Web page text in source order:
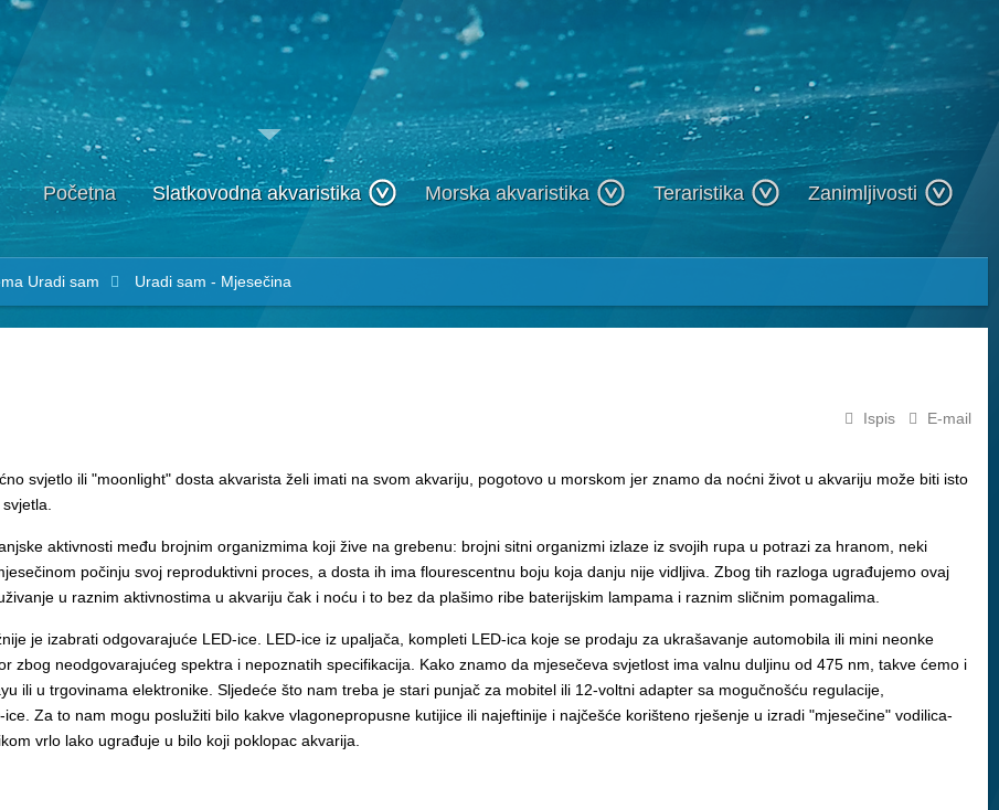
Početna Slatkovodna akvaristika Morska akvaristika Teraristika Zanimljivosti
Uradi sam Uradi sam - Mjesečina
Ispis E-mail
svjetlo ili "moonlight" dosta akvarista želi imati na svom akvariju, pogotovo u morskom jer znamo da noćni život u akvariju može biti isto
aktivnosti među brojnim organizmima koji žive na grebenu: brojni sitni organizmi izlaze iz svojih rupa u potrazi za hranom, neki
počinju svoj reproduktivni proces, a dosta ih ima flourescentnu boju koja danju nije vidljiva. Zbog tih razloga ugrađujemo ovaj
u raznim aktivnostima u akvariju čak i noću i to bez da plašimo ribe baterijskim lampama i raznim sličnim pomagalima.
je izabrati odgovarajuće LED-ice. LED-ice iz upaljača, kompleti LED-ica koje se prodaju za ukrašavanje automobila ili mini neonke
zbog neodgovarajućeg spektra i nepoznatih specifikacija. Kako znamo da mjesečeva svjetlost ima valnu duljinu od 475 nm, takve ćemo i
ili u trgovinama elektronike. Sljedeće što nam treba je stari punjač za mobitel ili 12-voltni adapter sa mogučnošću regulacije,
Za to nam mogu poslužiti bilo kakve vlagonepropusne kutijice ili najeftinije i najčešće korišteno rješenje u izradi "mjesečine" vodilica-
vrlo lako ugrađuje u bilo koji poklopac akvarija.